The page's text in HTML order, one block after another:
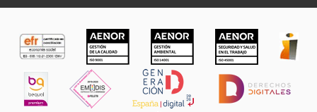
CERTIFICADOS DE CALIDAD
(Abre
en